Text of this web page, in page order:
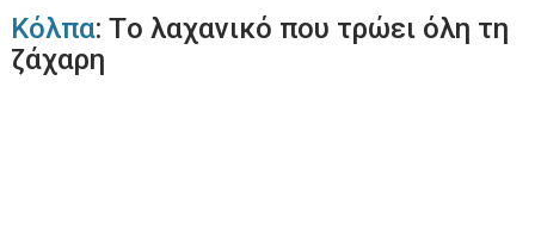
Κόλπα: Tο λαχανικό που τρώει όλη τη
ζάχαρη